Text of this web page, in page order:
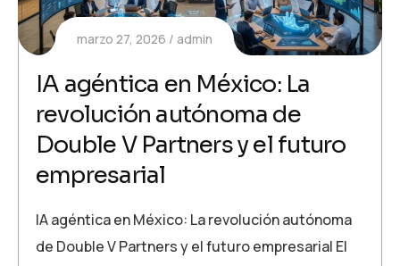
marzo 27, 2026 admin
IA agéntica en México: La
revolución autónoma de
Double V Partners y el futuro
empresarial
IA agéntica en México: La revolución autónoma
de Double V Partners y el futuro empresarial El